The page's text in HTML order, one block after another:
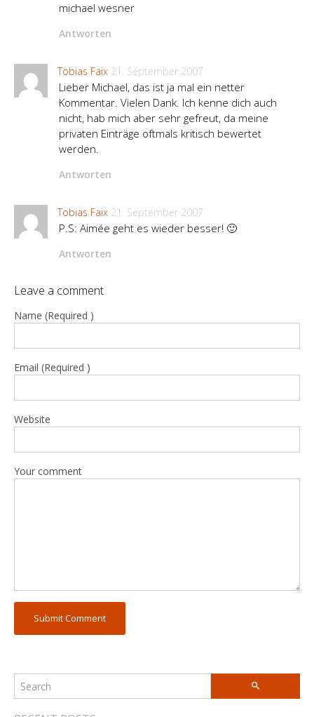
michael wesner
Antworten
Tobias Faix 21. September 2007
Lieber Michael, das ist ja mal ein netter
Kommentar. Vielen Dank. Ich kenne dich auch
nicht, hab mich aber sehr gefreut, da meine
privaten Einträge oftmals kritisch bewertet
werden.
Antworten
Tobias Faix 21. September 2007
P.S: Aimée geht es wieder besser! 🙂
Antworten
Leave a comment
Name (Required )
Email (Required )
Website
Your comment